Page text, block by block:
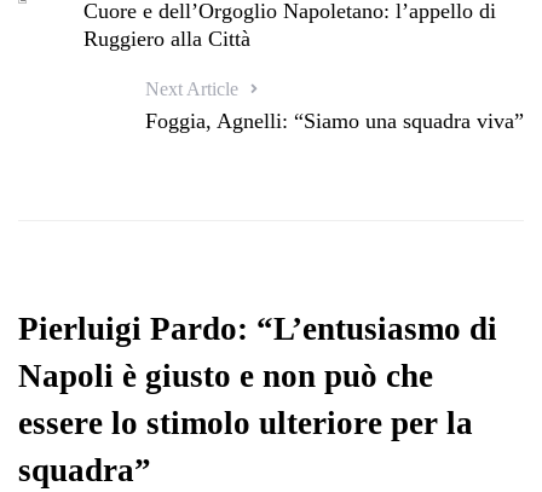
Cuore e dell’Orgoglio Napoletano: l’appello di
Ruggiero alla Città
Next Article
Foggia, Agnelli: “Siamo una squadra viva”
Pierluigi Pardo: “L’entusiasmo di
Napoli è giusto e non può che
essere lo stimolo ulteriore per la
squadra”